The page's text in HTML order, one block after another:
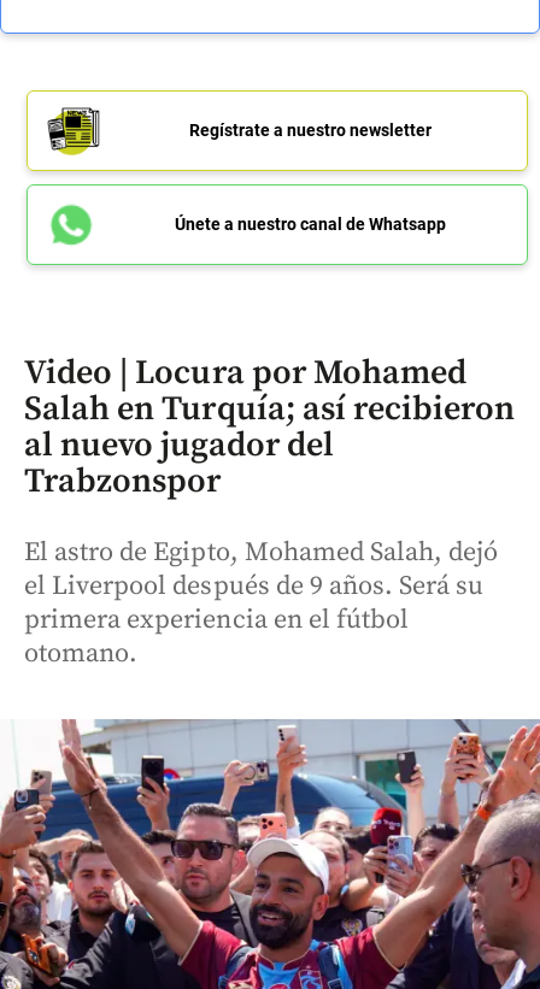
Regístrate a nuestro newsletter
Únete a nuestro canal de Whatsapp
Video | Locura por Mohamed
Salah en Turquía; así recibieron
al nuevo jugador del
Trabzonspor
El astro de Egipto, Mohamed Salah, dejó
el Liverpool después de 9 años. Será su
primera experiencia en el fútbol
otomano.